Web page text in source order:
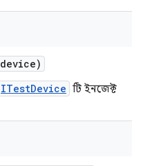
device)
ITestDevice টি ইনজেক্ট